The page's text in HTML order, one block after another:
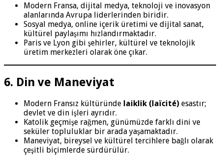
Modern Fransa, dijital medya, teknoloji ve inovasyon
alanlarında Avrupa liderlerinden biridir.
Sosyal medya, online içerik üretimi ve dijital sanat,
kültürel paylaşımı hızlandırmaktadır.
Paris ve Lyon gibi şehirler, kültürel ve teknolojik
üretim merkezleri olarak öne çıkar.
6. Din ve Maneviyat
Modern Fransız kültüründe laiklik (laïcité) esastır;
devlet ve din işleri ayrıdır.
Katolik geçmişe rağmen, günümüzde farklı dini ve
seküler topluluklar bir arada yaşamaktadır.
Maneviyat, bireysel ve kültürel tercihlere bağlı olarak
çeşitli biçimlerde sürdürülür.